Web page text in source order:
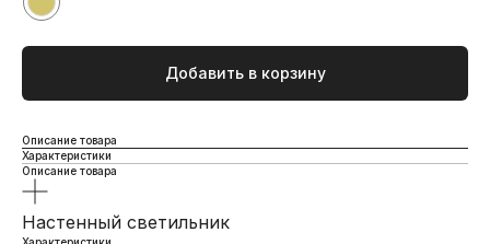
Добавить в корзину
Описание товара
Характеристики
Описание товара
Настенный светильник